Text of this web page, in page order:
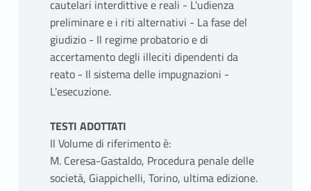
cautelari interdittive e reali - L'udienza
preliminare e i riti alternativi - La fase del
giudizio - Il regime probatorio e di
accertamento degli illeciti dipendenti da
reato - Il sistema delle impugnazioni -
L'esecuzione.
TESTI ADOTTATI
Il Volume di riferimento è:
M. Ceresa-Gastaldo, Procedura penale delle
società, Giappichelli, Torino, ultima edizione.